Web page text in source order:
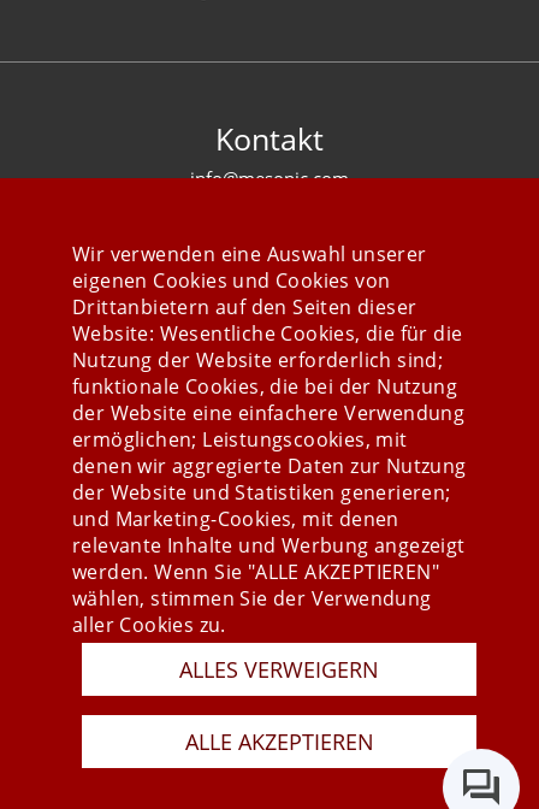
Kontakt
info@mesonic.com
Stay connected
Presse
Newsletter
AGB
Datenschutz
Impressum
Wir verwenden eine Auswahl unserer
eigenen Cookies und Cookies von
Drittanbietern auf den Seiten dieser
Website: Wesentliche Cookies, die für die
Nutzung der Website erforderlich sind;
funktionale Cookies, die bei der Nutzung
der Website eine einfachere Verwendung
ermöglichen; Leistungscookies, mit
denen wir aggregierte Daten zur Nutzung
der Website und Statistiken generieren;
und Marketing-Cookies, mit denen
relevante Inhalte und Werbung angezeigt
werden. Wenn Sie "ALLE AKZEPTIEREN"
wählen, stimmen Sie der Verwendung
aller Cookies zu.
ALLES VERWEIGERN
ALLE AKZEPTIEREN